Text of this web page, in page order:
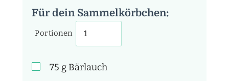
Für dein Sammelkörbchen:
Portionen
75 g Bärlauch